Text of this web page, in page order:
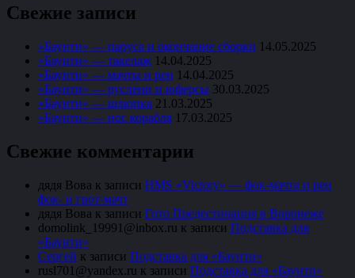
Свежие записи
«Баунти» — паруса и окончание сборки 14.05.2025
«Баунти» — такелаж 14.04.2025
«Баунти» — мачты и реи 14.04.2025
«Баунти» — руслени и юферсы 30.03.2025
«Баунти» — шлюпка 21.03.2025
«Баунти» — нос корабля 17.03.2025
Свежие комментарии
дядя Вова к записи HMS «Victory» — фок-мачта и реи
фок- и грот-мачт
дядя Вова к записи Гото Предестинация в Воронеже
domolink_19991@inbox.ru к записи Подставка для
«Баунти»
Сергей к записи Подставка для «Баунти»
rusl701@yandex.ru к записи Подставка для «Баунти»